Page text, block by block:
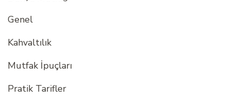
Genel
Kahvaltılık
Mutfak İpuçları
Pratik Tarifler